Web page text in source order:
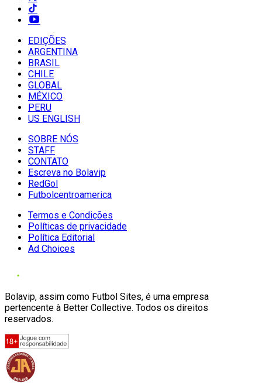
EDIÇÕES
ARGENTINA
BRASIL
CHILE
GLOBAL
MÉXICO
PERU
US ENGLISH
SOBRE NÓS
STAFF
CONTATO
Escreva no Bolavip
RedGol
Futbolcentroamerica
Termos e Condições
Políticas de privacidade
Política Editorial
Ad Choices
Bolavip, assim como Futbol Sites, é uma empresa
pertencente à Better Collective. Todos os direitos
reservados.